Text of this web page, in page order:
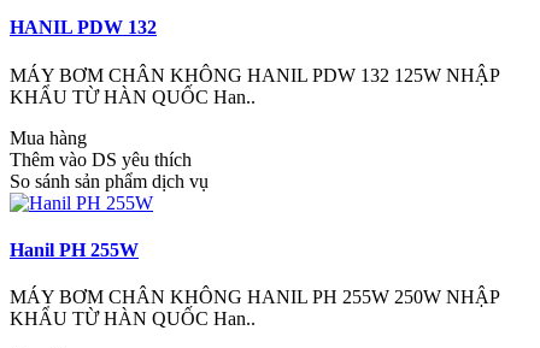
HANIL PDW 132
MÁY BƠM CHÂN KHÔNG HANIL PDW 132 125W NHẬP
KHẨU TỪ HÀN QUỐC Han..
Mua hàng
Thêm vào DS yêu thích
So sánh sản phẩm dịch vụ
Hanil PH 255W
MÁY BƠM CHÂN KHÔNG HANIL PH 255W 250W NHẬP
KHẨU TỪ HÀN QUỐC Han..